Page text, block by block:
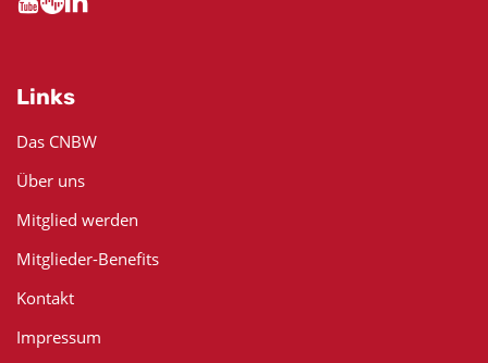
Links
Das CNBW
Über uns
Mitglied werden
Mitglieder-Benefits
Kontakt
Impressum